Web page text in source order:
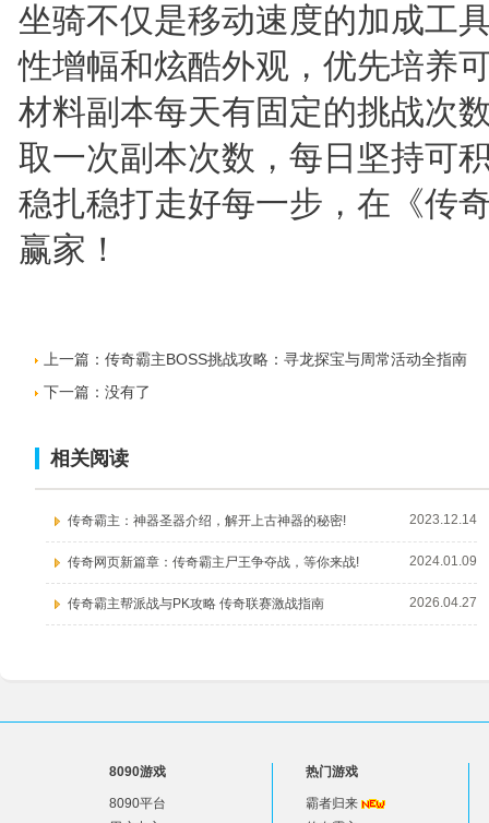
坐骑不仅是移动速度的加成工
性增幅和炫酷外观，优先培养
材料副本每天有固定的挑战次
取一次副本次数，每日坚持可
稳扎稳打走好每一步，在《传
赢家！
上一篇： 传奇霸主BOSS挑战攻略：寻龙探宝与周常活动全指南
下一篇：没有了
相关阅读
传奇霸主：神器圣器介绍，解开上古神器的秘密! 2023.12.14
传奇网页新篇章：传奇霸主尸王争夺战，等你来战! 2024.01.09
传奇霸主帮派战与PK攻略 传奇联赛激战指南 2026.04.27
8090游戏
8090平台
热门游戏
霸者归来